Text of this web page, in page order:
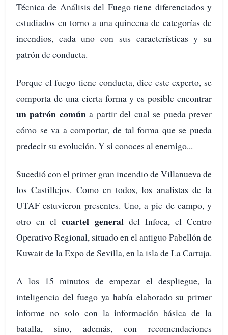
Técnica de Análisis del Fuego tiene diferenciados y
estudiados en torno a una quincena de categorías de
incendios, cada uno con sus características y su
patrón de conducta.
Porque el fuego tiene conducta, dice este experto, se
comporta de una cierta forma y es posible encontrar
un patrón comúna partir del cual se pueda prever
cómo se va a comportar, de tal forma que se pueda
predecir su evolución. Y si conoces al enemigo...
Sucedió con el primer gran incendio de Villanueva de
los Castillejos. Como en todos, los analistas de la
UTAF estuvieron presentes. Uno, a pie de campo, y
otro en elcuartel generaldel Infoca, el Centro
Operativo Regional, situado en el antiguo Pabellón de
Kuwait de la Expo de Sevilla, en la isla de La Cartuja.
A los 15 minutos de empezar el despliegue, la
inteligencia del fuego ya había elaborado su primer
informe no solo con la información básica de la
batalla, sino, además, con recomendaciones